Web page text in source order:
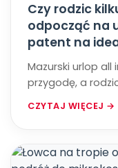
Czy rodzic
odpocząć na
patent na
Mazurski urlop all
przygodę, a
CZYTAJ WIĘCEJ →